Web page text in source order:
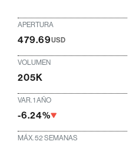
APERTURA
479.69USD
VOLUMEN
205K
VAR. 1 AÑO
-6.24%
MÁX. 52 SEMANAS